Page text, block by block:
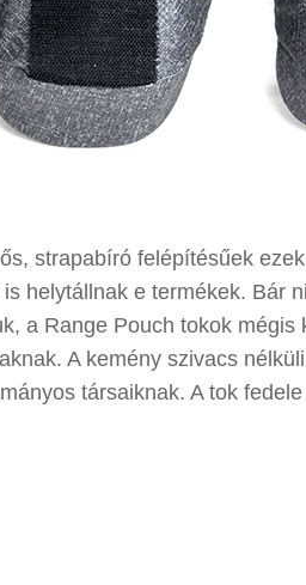
strapabíró felépítésűek
helytállnak e termékek. Bár
a Range Pouch tokok mégis
A kemény szivacs
társaiknak. A tok